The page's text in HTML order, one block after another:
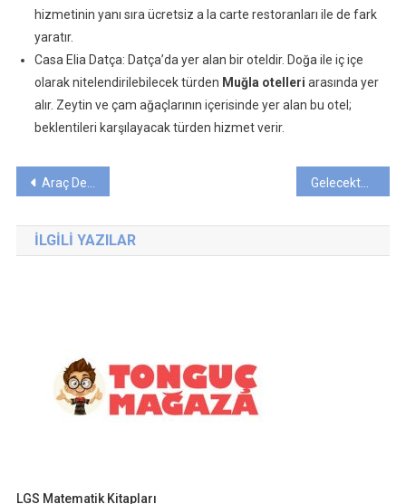
hizmetinin yanı sıra ücretsiz a la carte restoranları ile de fark
yaratır.
Casa Elia Datça: Datça’da yer alan bir oteldir. Doğa ile iç içe
olarak nitelendirilebilecek türden Muğla otelleri arasında yer
alır. Zeytin ve çam ağaçlarının içerisinde yer alan bu otel;
beklentileri karşılayacak türden hizmet verir.
Yazı
gezinmesi
Araç Değer Kaybı Şartları Nelerdir?
İLGILI YAZILAR
LGS Matematik Kitapları